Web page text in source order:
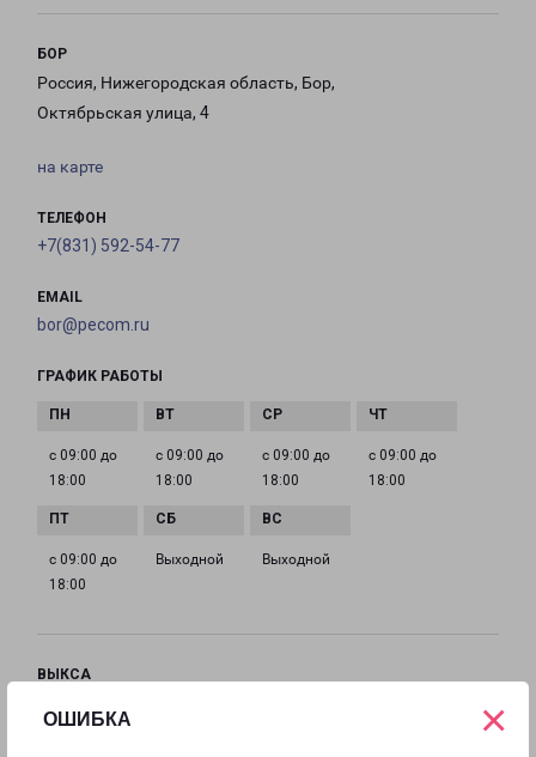
ОШИБКА ×
БОР
Россия, Нижегородская область, Бор,
Октябрьская улица, 4
на карте
ТЕЛЕФОН
+7(831) 592-54-77
EMAIL
bor@pecom.ru
ГРАФИК РАБОТЫ
с 09:00 до
18:00
с 09:00 до
18:00
с 09:00 до
18:00
с 09:00 до
18:00
с 09:00 до
18:00
Выходной Выходной
ВЫКСА